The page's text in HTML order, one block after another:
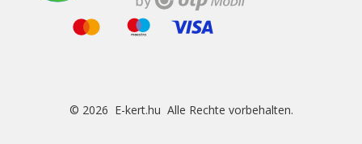
© 2026 E-kert.hu Alle Rechte vorbehalten.